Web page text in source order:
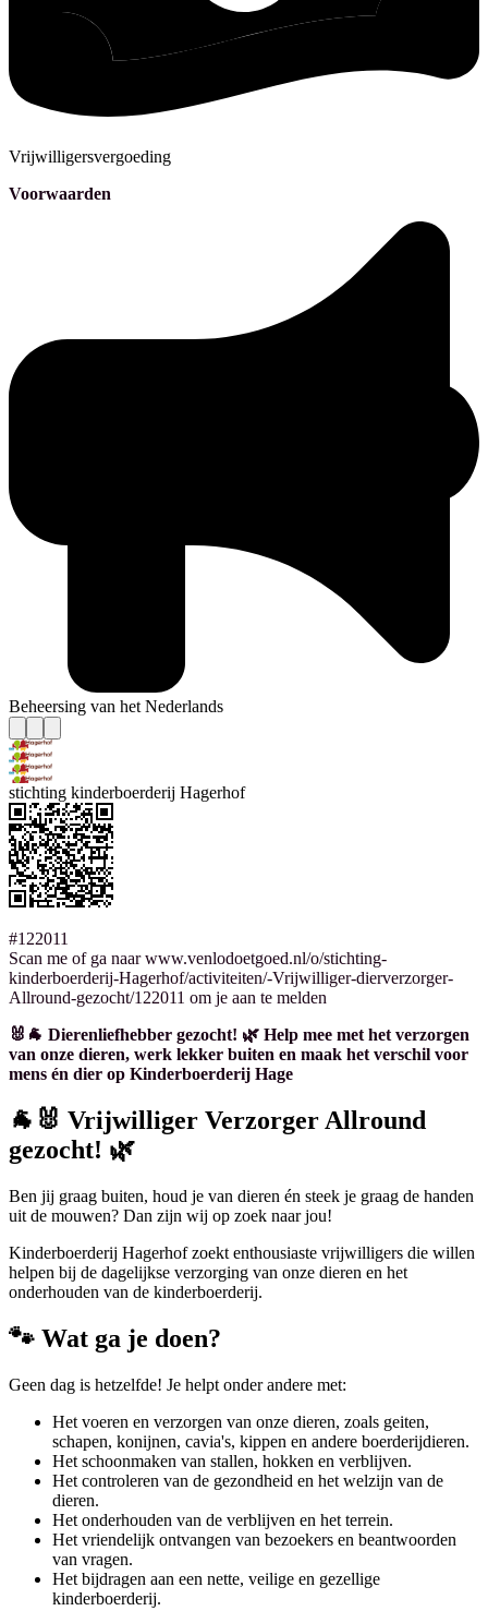
Vrijwilligersvergoeding
Voorwaarden
Beheersing van het Nederlands
stichting kinderboerderij Hagerhof
#122011
Scan me of ga naar www.venlodoetgoed.nl/o/stichting-
kinderboerderij-Hagerhof/activiteiten/-Vrijwilliger-dierverzorger-
Allround-gezocht/122011 om je aan te melden
🐰🐐 Dierenliefhebber gezocht! 🌿 Help mee met het verzorgen
van onze dieren, werk lekker buiten en maak het verschil voor
mens én dier op Kinderboerderij Hage
🐐🐰 Vrijwilliger Verzorger Allround
gezocht! 🌿
Ben jij graag buiten, houd je van dieren én steek je graag de handen
uit de mouwen? Dan zijn wij op zoek naar jou!
Kinderboerderij Hagerhof zoekt enthousiaste vrijwilligers die willen
helpen bij de dagelijkse verzorging van onze dieren en het
onderhouden van de kinderboerderij.
🐾 Wat ga je doen?
Geen dag is hetzelfde! Je helpt onder andere met:
Het voeren en verzorgen van onze dieren, zoals geiten,
schapen, konijnen, cavia's, kippen en andere boerderijdieren.
Het schoonmaken van stallen, hokken en verblijven.
Het controleren van de gezondheid en het welzijn van de
dieren.
Het onderhouden van de verblijven en het terrein.
Het vriendelijk ontvangen van bezoekers en beantwoorden
van vragen.
Het bijdragen aan een nette, veilige en gezellige
kinderboerderij.